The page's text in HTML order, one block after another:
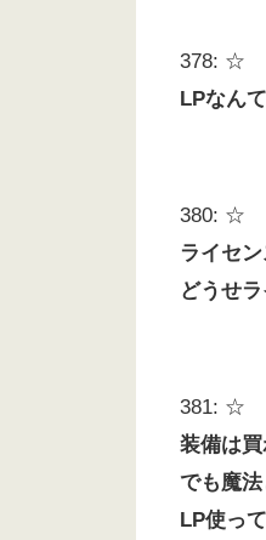
378: ☆
LPなん
380: ☆
ライセ
どうせ
381: ☆
装備は
でも魔
LP使っ